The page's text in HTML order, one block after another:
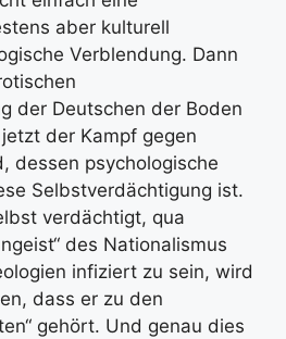
aber kulturell
Verblendung. Dann
der Deutschen der Boden
der Kampf gegen
dessen psychologische
Selbstverdächtigung ist.
verdächtigt, qua
des Nationalismus
infiziert zu sein, wird
dass er zu den
gehört. Und genau dies